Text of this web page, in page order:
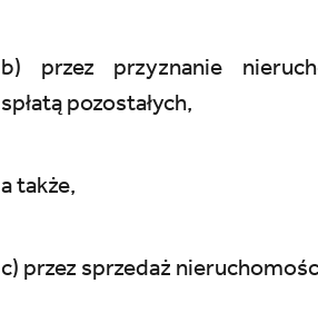
b) przez przyznanie
spłatą pozostałych,
a także,
c) przez sprzedaż